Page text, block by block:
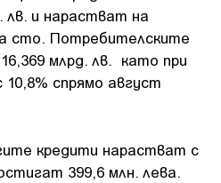
лв. и нарастват на
сто. Потребителските
млрд. лв. като при
спрямо август
кредити нарастват с
399,6 млн. лева.